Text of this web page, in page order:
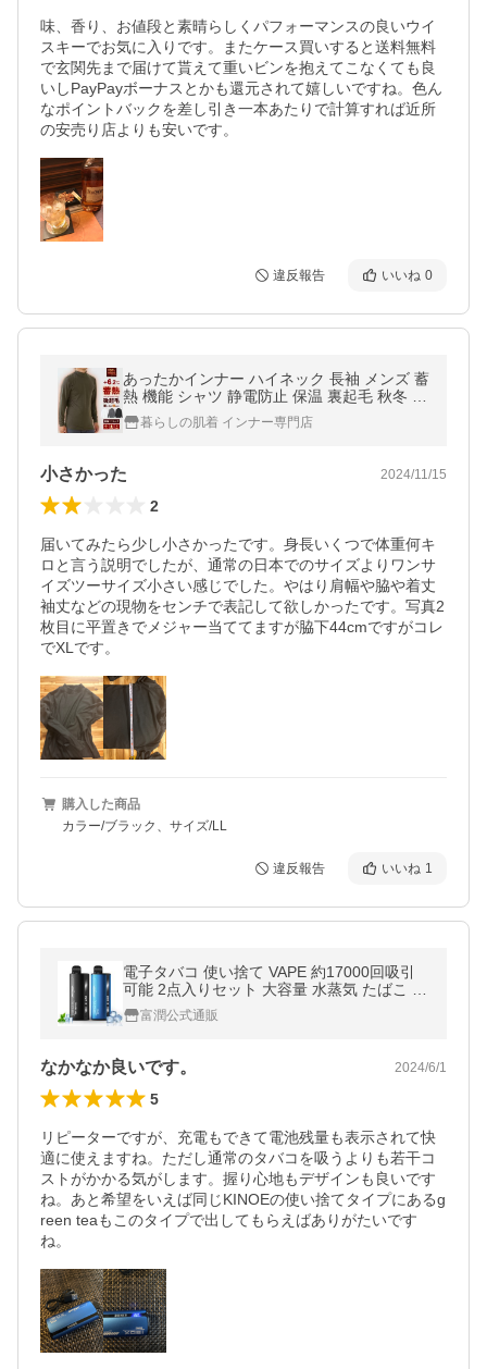
味、香り、お値段と素晴らしくパフォーマンスの良いウイ
スキーでお気に入りです。またケース買いすると送料無料
で玄関先まで届けて貰えて重いビンを抱えてこなくても良
いしPayPayボーナスとかも還元されて嬉しいですね。色ん
なポイントバックを差し引き一本あたりで計算すれば近所
の安売り店よりも安いです。
違反報告 いいね 0
あったかインナー ハイネック 長袖 メンズ 蓄
熱 機能 シャツ 静電防止 保温 裏起毛 秋冬 肌
着 ストレッチ 防寒 男性 紳士
暮らしの肌着 インナー専門店
小さかった 2024/11/15
2
届いてみたら少し小さかったです。身長いくつで体重何キ
ロと言う説明でしたが、通常の日本でのサイズよりワンサ
イズツーサイズ小さい感じでした。やはり肩幅や脇や着丈
袖丈などの現物をセンチで表記して欲しかったです。写真2
枚目に平置きでメジャー当ててますが脇下44cmですがコレ
でXLです。
購入した商品
カラー/ブラック、サイズ/LL
違反報告 いいね 1
電子タバコ 使い捨て VAPE 約17000回吸引
可能 2点入りセット 大容量 水蒸気 たばこ 持
ち運び シーシャ 禁煙 爆煙 ベイプ ニコチン0
LEDモニター搭載 IBOX KINOE
富潤公式通販
なかなか良いです。 2024/6/1
5
リピーターですが、充電もできて電池残量も表示されて快
適に使えますね。ただし通常のタバコを吸うよりも若干コ
ストがかかる気がします。握り心地もデザインも良いです
ね。あと希望をいえば同じKINOEの使い捨てタイプにあるg
reen teaもこのタイプで出してもらえばありがたいです
ね。